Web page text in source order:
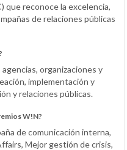
que reconoce la excelencia,
de relaciones públicas
organizaciones y
implementación y
y relaciones públicas.
W!N?
de comunicación interna,
Mejor gestión de crisis,